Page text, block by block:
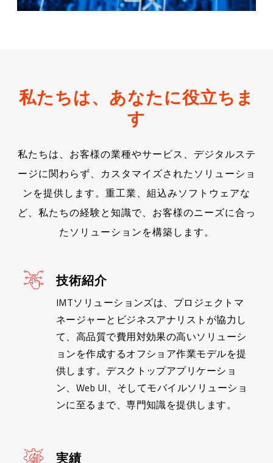
私たちは、あなたに役立ちま
す
私たちは、お客様の業種やサービス、デジタルステ
ージに関わらず、カスタマイズされたソリューショ
ンを提供します。重工業、組込みソフトウェアな
ど、私たちの経験と知識で、お客様のニーズに合っ
たソリューションを構築します。
技術紹介
IMTソリューションズは、プロジェクトマ
ネージャーとビジネスアナリストが協力し
て、高品質で費用対効果の高いソリューシ
ョンを作成するオフショア作業モデルを提
供します。デスクトップアプリケーショ
ン、Web UI、そしてモバイルソリューショ
ンに至るまで、専門知識を提供します。